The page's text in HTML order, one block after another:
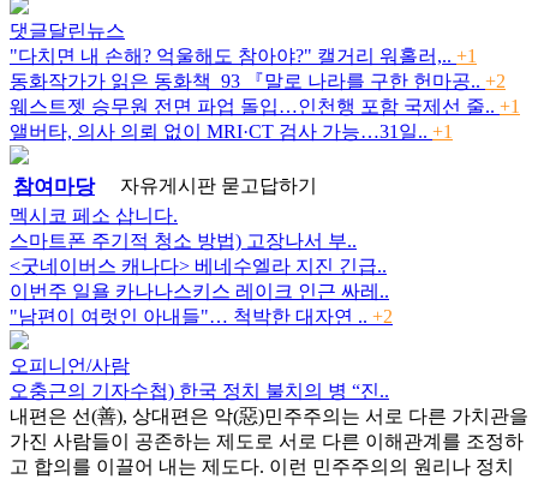
댓글달린뉴스
"다치면 내 손해? 억울해도 참아야?" 캘거리 워홀러,.. +1
동화작가가 읽은 동화책_93 『말로 나라를 구한 헌마공.. +2
웨스트젯 승무원 전면 파업 돌입…인천행 포함 국제선 줄.. +1
앨버타, 의사 의뢰 없이 MRI·CT 검사 가능…31일.. +1
참여마당 자유게시판 묻고답하기
멕시코 페소 삽니다.
스마트폰 주기적 청소 방법) 고장나서 부..
<굿네이버스 캐나다> 베네수엘라 지진 긴급..
이번주 일욜 카나나스키스 레이크 인근 싸레..
"남편이 여럿인 아내들"… 척박한 대자연 .. +2
오피니언/사람
오충근의 기자수첩) 한국 정치 불치의 병 “진..
내편은 선(善), 상대편은 악(惡)민주주의는 서로 다른 가치관을
가진 사람들이 공존하는 제도로 서로 다른 이해관계를 조정하
고 합의를 이끌어 내는 제도다. 이런 민주주의의 원리나 정치